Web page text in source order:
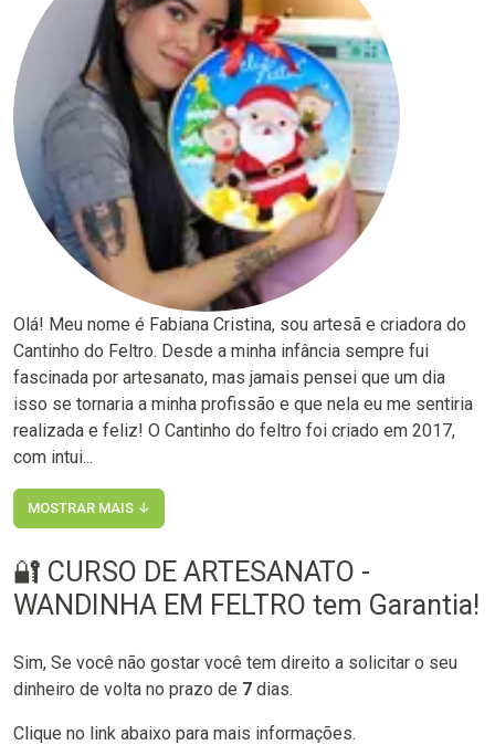
Olá! Meu nome é Fabiana Cristina, sou artesã e criadora do
Cantinho do Feltro. Desde a minha infância sempre fui
fascinada por artesanato, mas jamais pensei que um dia
isso se tornaria a minha profissão e que nela eu me sentiria
realizada e feliz! O Cantinho do feltro foi criado em 2017,
com intui...
MOSTRAR MAIS ↓
🔐 CURSO DE ARTESANATO -
WANDINHA EM FELTRO tem Garantia!
Sim, Se você não gostar você tem direito a solicitar o seu
dinheiro de volta no prazo de 7 dias.
Clique no link abaixo para mais informações.